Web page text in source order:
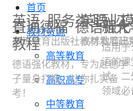
首页
教材资源
高等教育
高职高专
中等教育
英语服务类 职业
高等教育出版社教材发展研
英语
高等教育出
直通德福德语强化
教程
德语强化教材，专为赴德学
子量身打造，让你扎实备
考！
新
适用
语的
试、
领域必